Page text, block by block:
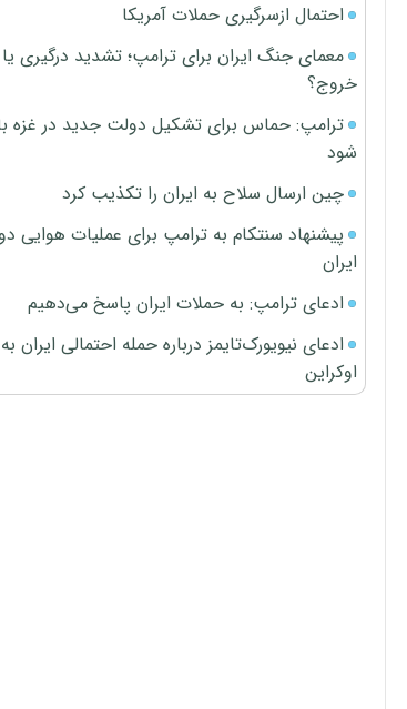
احتمال ازسرگیری حملات آمریکا
معمای جنگ ایران برای ترامپ؛ تشدید درگیری یا
خروج؟
ترامپ: حماس برای تشکیل دولت جدید در غزه
شود
چین ارسال سلاح به ایران را تکذیب کرد
پیشنهاد سنتکام به ترامپ برای عملیات هوایی
ایران
ادعای ترامپ: به حملات ایران پاسخ می‌دهیم
ادعای نیویورک‌تایمز درباره حمله احتمالی ایران
اوکراین